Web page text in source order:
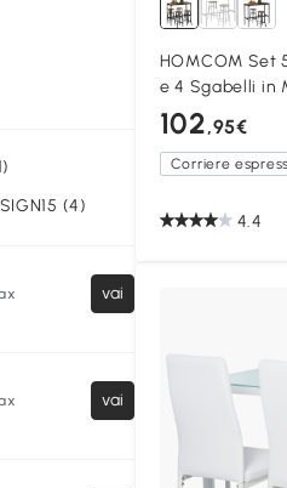
(4)
vai
vai
HOMCOM Set
e 4 Sgabelli in
102,95€
Corriere
4.4